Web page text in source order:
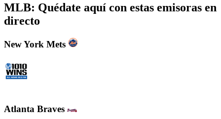
MLB: Quédate aquí con estas emisoras en
directo
New York Mets
Atlanta Braves